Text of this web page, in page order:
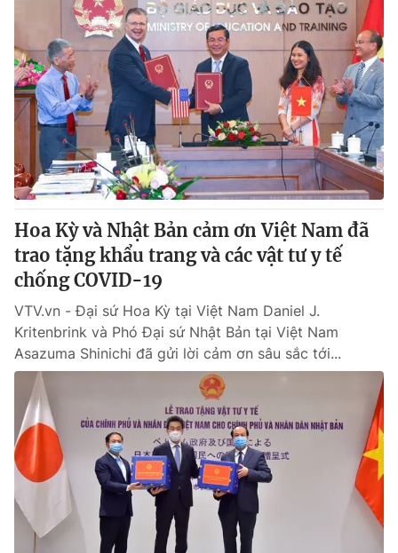
Hoa Kỳ và Nhật Bản cảm ơn Việt Nam đã
trao tặng khẩu trang và các vật tư y tế
chống COVID-19
VTV.vn - Đại sứ Hoa Kỳ tại Việt Nam Daniel J.
Kritenbrink và Phó Đại sứ Nhật Bản tại Việt Nam
Asazuma Shinichi đã gửi lời cảm ơn sâu sắc tới...